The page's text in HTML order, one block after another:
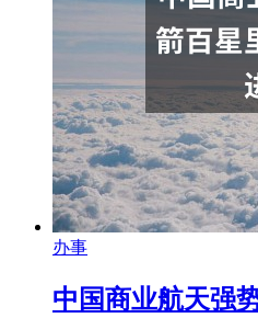
办事
中国商业航天强